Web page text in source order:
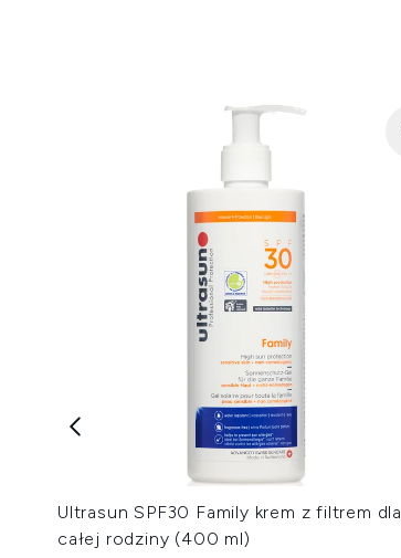
Ultrasun SPF30 Family krem z filtrem dla
całej rodziny (400 ml)